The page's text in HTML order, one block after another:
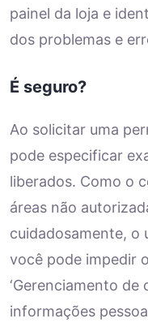
painel da loja e
dos problemas e
É seguro?
Ao solicitar uma
pode especificar
liberados. Como o
áreas não
cuidadosamente, o
você pode impedir
‘Gerenciamento de
informações